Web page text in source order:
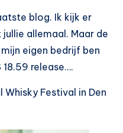
blog. Ik kijk er
allemaal. Maar de
eigen bedrijf ben
release….
Festival in Den